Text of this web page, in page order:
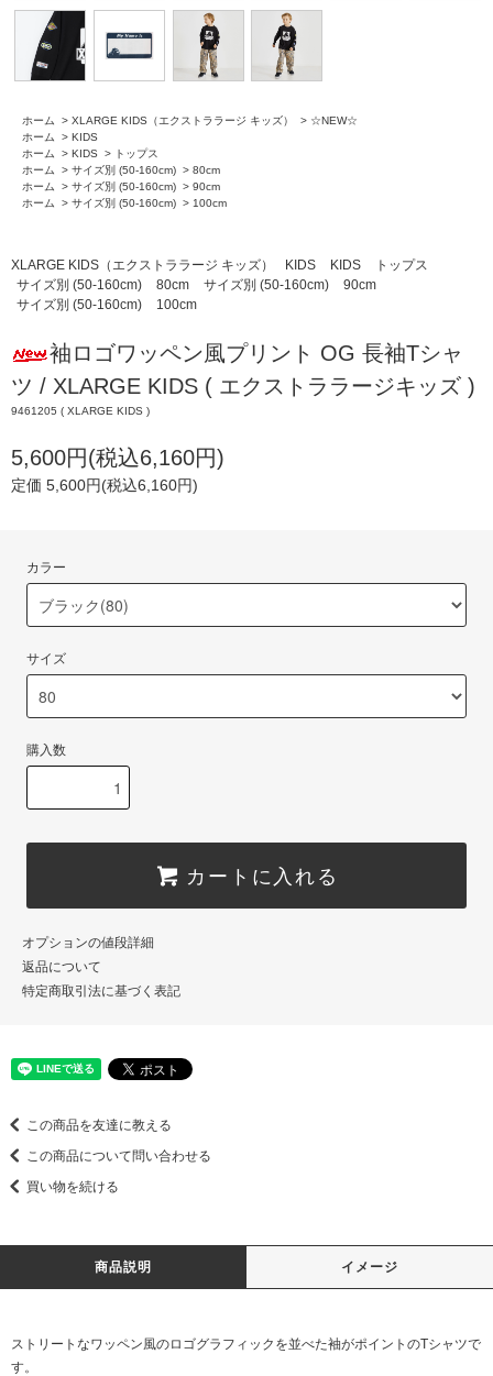
ホーム > XLARGE KIDS（エクストララージ キッズ） > ☆NEW☆
ホーム
> KIDS
ホーム
> KIDS > トップス
ホーム
> サイズ別 (50-160cm) > 80cm
ホーム
> サイズ別 (50-160cm) > 90cm
ホーム
> サイズ別 (50-160cm) > 100cm
XLARGE KIDS（エクストララージ キッズ） KIDS KIDS
トップス
サイズ別 (50-160cm)
80cm サイズ別 (50-160cm)
90cm
サイズ別 (50-160cm)
100cm
袖ロゴワッペン風プリント OG 長袖Tシャ
ツ / XLARGE KIDS ( エクストララージキッズ )
9461205 ( XLARGE KIDS )
5,600円(税込6,160円)
定価 5,600円(税込6,160円)
カラー
サイズ
購入数
カートに入れる
オプションの値段詳細
返品について
特定商取引法に基づく表記
この商品を友達に教える
この商品について問い合わせる
買い物を続ける
商品説明 イメージ
ストリートなワッペン風のロゴグラフィックを並べた袖がポイントのTシャツで
す。